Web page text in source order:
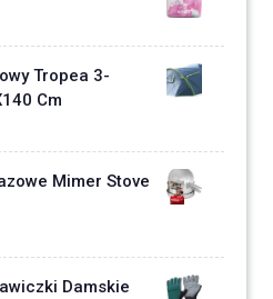
Tropea 3-
Cm
Mimer Stove
Damskie